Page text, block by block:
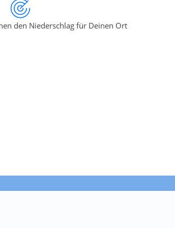
den Niederschlag für Deinen Ort